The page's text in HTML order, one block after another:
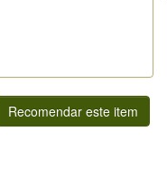
Recomendar este item